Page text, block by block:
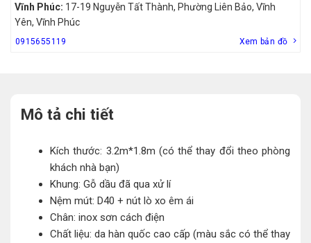
Vĩnh Phúc: 17-19 Nguyễn Tất Thành, Phường Liên Bảo, Vĩnh
Yên, Vĩnh Phúc
0915655119 Xem bản đồ
Mô tả chi tiết
Kích thước: 3.2m*1.8m (có thể thay đổi theo phòng
khách nhà bạn)
Khung: Gỗ dầu đã qua xử lí
Nệm mút: D40 + nút lò xo êm ái
Chân: inox sơn cách điện
Chất liệu: da hàn quốc cao cấp (màu sắc có thể thay